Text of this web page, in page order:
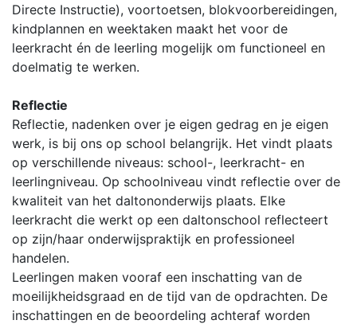
Directe Instructie), voortoetsen, blokvoorbereidingen,
kindplannen en weektaken maakt het voor de
leerkracht én de leerling mogelijk om functioneel en
doelmatig te werken.
Reflectie
Reflectie, nadenken over je eigen gedrag en je eigen
werk, is bij ons op school belangrijk. Het vindt plaats
op verschillende niveaus: school-, leerkracht- en
leerlingniveau. Op schoolniveau vindt reflectie over de
kwaliteit van het daltononderwijs plaats. Elke
leerkracht die werkt op een daltonschool reflecteert
op zijn/haar onderwijspraktijk en professioneel
handelen.
Leerlingen maken vooraf een inschatting van de
moeilijkheidsgraad en de tijd van de opdrachten. De
inschattingen en de beoordeling achteraf worden